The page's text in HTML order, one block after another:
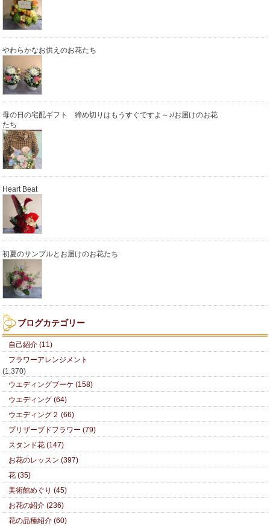
やわらかなお供えのお花たち
母の日の宅配ギフト 締め切りはもうすぐですよ～♪/お届けのお花
たち
Heart Beat
初夏のサンプルとお届けのお花たち
ブログカテゴリー
自己紹介 (11)
フラワーアレンジメント
(1,370)
ウエディングブーケ (158)
ウエディング (64)
ウエディング２ (66)
プリザーブドフラワー (79)
スタンド花 (147)
お花のレッスン (397)
花 (35)
美術館めぐり (45)
お花の紹介 (236)
花の品種紹介 (60)